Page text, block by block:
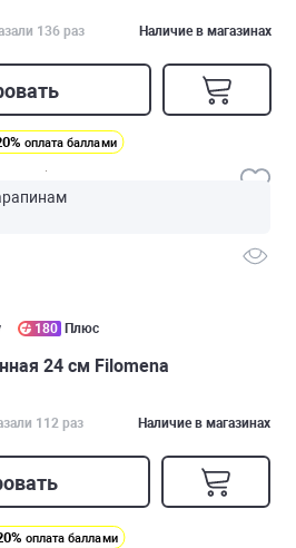
136 раз Наличие в магазинах
оплата баллами
180 Плюс
24 см Filomena
112 раз Наличие в магазинах
оплата баллами